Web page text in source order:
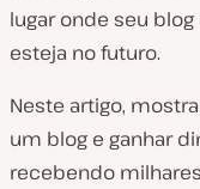
lugar onde seu
esteja no futuro.
Neste artigo,
um blog e ganhar
recebendo